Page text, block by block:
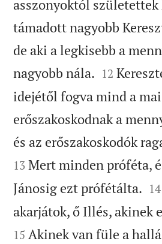
asszonyoktól
támadott nagyobb
de aki a legkisebb a
nagyobb nála. 

12
idejétől fogva mind a
erőszakoskodnak a
és az erőszakoskodók
13 Mert minden próféta,
Jánosig ezt prófétálta. 

14
akarjátok, ő Illés, akinek
15 Akinek van füle a